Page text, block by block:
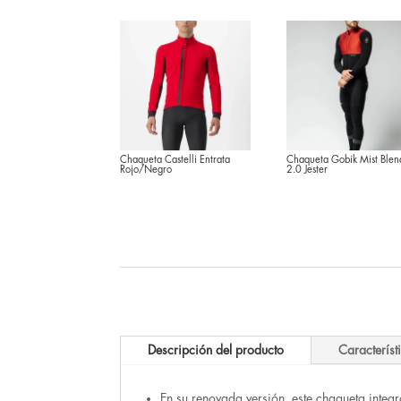
Chaqueta Castelli Entrata
Rojo/Negro
Chaqueta Gobik Mist
2.0 Jester
Descripción del producto
En su renovada versión, este chaqueta